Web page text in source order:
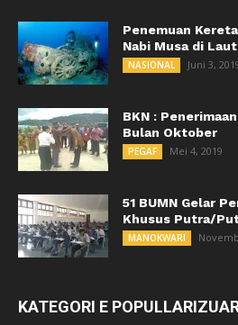
Penemuan
Nabi Musa di
NASIONAL Juni 3,
BKN :
Bulan Oktober
PEGAF Mei 4, 2019
51 BUMN Gelar
Khusus Putra/
MANOKWARI
KATEGORI E